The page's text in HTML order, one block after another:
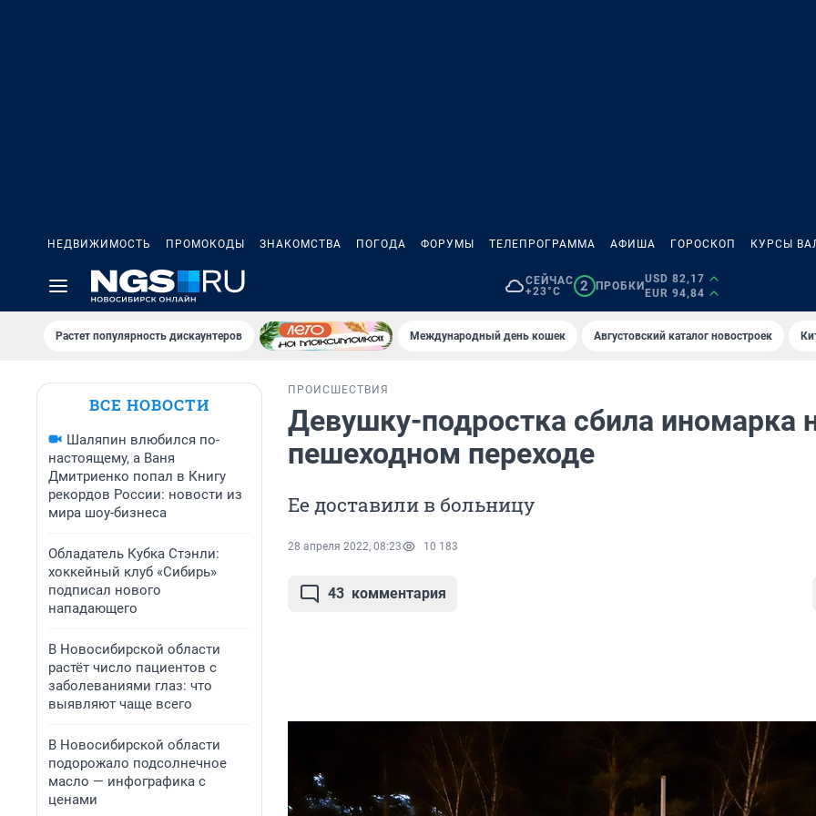
НЕДВИЖИМОСТЬ ПРОМОКОДЫ ЗНАКОМСТВА ПОГОДА ФОРУМЫ ТЕЛЕПРОГРАММА АФИША ГОРОСКОП КУРСЫ
СЕЙЧАС
+23°C
2 ПРОБКИ
USD 82,17
EUR 94,84
Растет популярность дискаунтеров Международный день кошек Августовский каталог новостроек
ВСЕ НОВОСТИ
Шаляпин влюбился по-
настоящему, а Ваня
Дмитриенко попал в Книгу
рекордов России: новости из
мира шоу-бизнеса
Обладатель Кубка Стэнли:
хоккейный клуб «Сибирь»
подписал нового
нападающего
В Новосибирской области
растёт число пациентов с
заболеваниями глаз: что
выявляют чаще всего
В Новосибирской области
подорожало подсолнечное
масло — инфографика с
ценами
ПРОИСШЕСТВИЯ
Девушку-подростка сбила иномарка
пешеходном переходе
Ее доставили в больницу
28 апреля 2022, 08:23 10 183
43 комментария